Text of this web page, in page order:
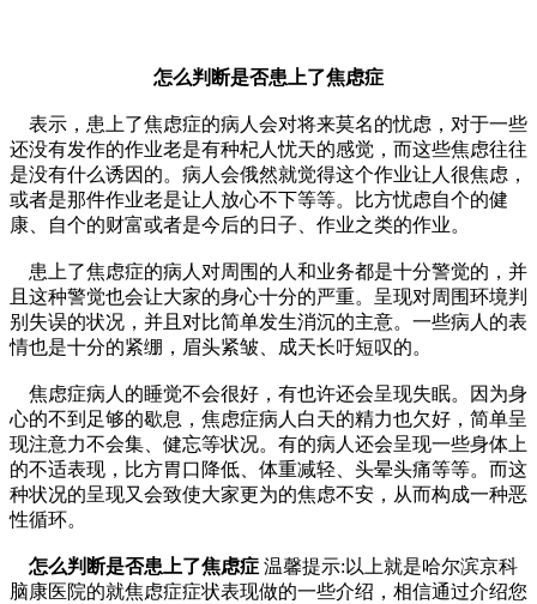
怎么判断是否患上了焦虑症
表示，患上了焦虑症的病人会对将来莫名的忧虑，对于一些
还没有发作的作业老是有种杞人忧天的感觉，而这些焦虑往往
是没有什么诱因的。病人会俄然就觉得这个作业让人很焦虑，
或者是那件作业老是让人放心不下等等。比方忧虑自个的健
康、自个的财富或者是今后的日子、作业之类的作业。
患上了焦虑症的病人对周围的人和业务都是十分警觉的，并
且这种警觉也会让大家的身心十分的严重。呈现对周围环境判
别失误的状况，并且对比简单发生消沉的主意。一些病人的表
情也是十分的紧绷，眉头紧皱、成天长吁短叹的。
焦虑症病人的睡觉不会很好，有也许还会呈现失眠。因为身
心的不到足够的歇息，焦虑症病人白天的精力也欠好，简单呈
现注意力不会集、健忘等状况。有的病人还会呈现一些身体上
的不适表现，比方胃口降低、体重减轻、头晕头痛等等。而这
种状况的呈现又会致使大家更为的焦虑不安，从而构成一种恶
性循环。
怎么判断是否患上了焦虑症 温馨提示:以上就是哈尔滨京科
脑康医院的就焦虑症症状表现做的一些介绍，相信通过介绍您